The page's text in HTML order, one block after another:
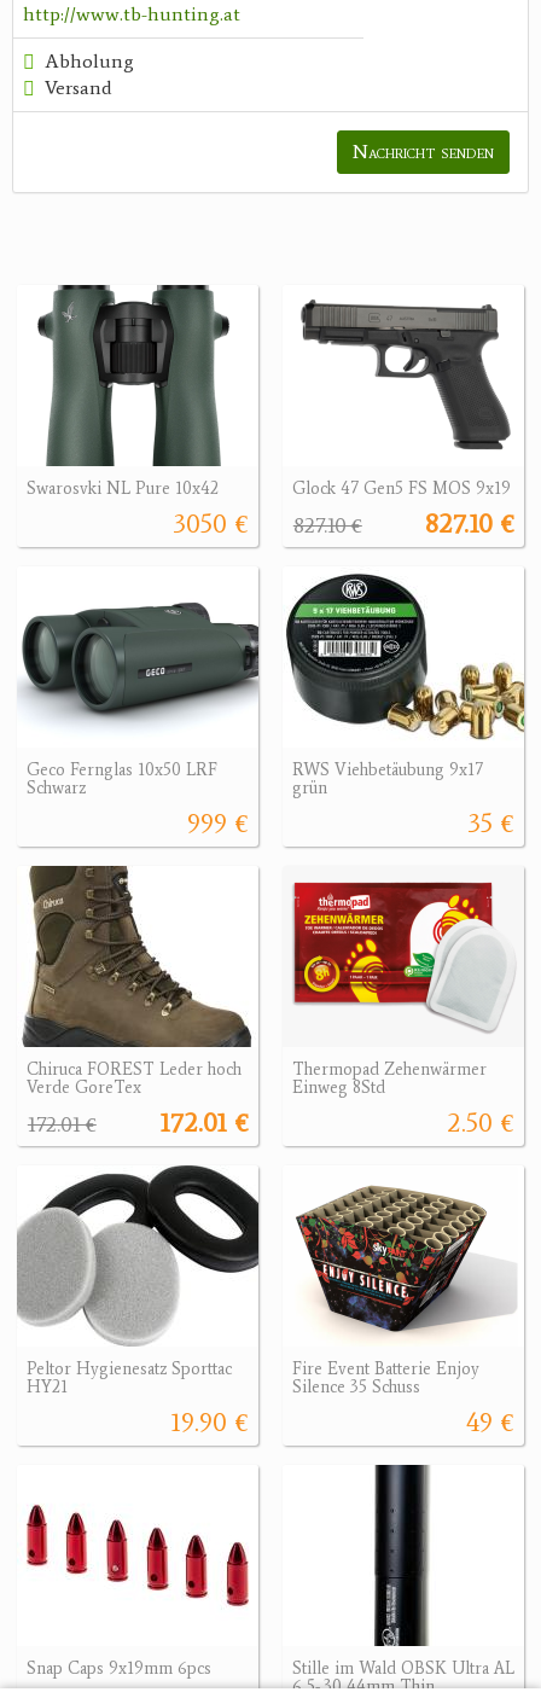
http://www.tb-hunting.at
Abholung
Versand
Nachricht senden
Swarosvki NL Pure 10x42
3050 €
Glock 47 Gen5 FS MOS 9x19
827.10 €
827.10 €
Geco Fernglas 10x50 LRF
Schwarz
999 €
RWS Viehbetäubung 9x17
grün
35 €
Chiruca FOREST Leder hoch
Verde GoreTex
172.01 €
172.01 €
Thermopad Zehenwärmer
Einweg 8Std
2.50 €
Peltor Hygienesatz Sporttac
HY21
19.90 €
Fire Event Batterie Enjoy
Silence 35 Schuss
49 €
Snap Caps 9x19mm 6pcs
Stille im Wald OBSK Ultra AL
6,5-.30 44mm Thin